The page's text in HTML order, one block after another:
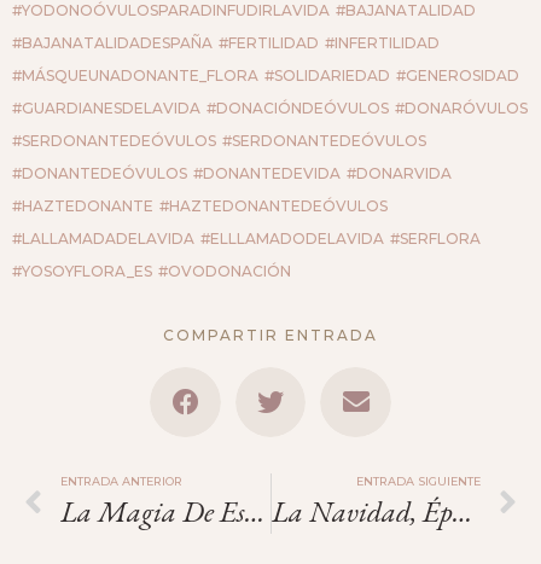
#YODONOÓVULOSPARADINFUDIRLAVIDA #BAJANATALIDAD
#BAJANATALIDADESPAÑA #FERTILIDAD #INFERTILIDAD
#MÁSQUEUNADONANTE_FLORA #SOLIDARIEDAD #GENEROSIDAD
#GUARDIANESDELAVIDA #DONACIÓNDEÓVULOS #DONARÓVULOS
#SERDONANTEDEÓVULOS #SERDONANTEDEÓVULOS
#DONANTEDEÓVULOS #DONANTEDEVIDA #DONARVIDA
#HAZTEDONANTE #HAZTEDONANTEDEÓVULOS
#LALLAMADADELAVIDA #ELLLAMADODELAVIDA #SERFLORA
#YOSOYFLORA_ES #OVODONACIÓN
COMPARTIR ENTRADA
ENTRADA ANTERIOR
La Magia De Estas Fechas.
ENTRADA SIGUIENTE
La Navidad, Época De Magia